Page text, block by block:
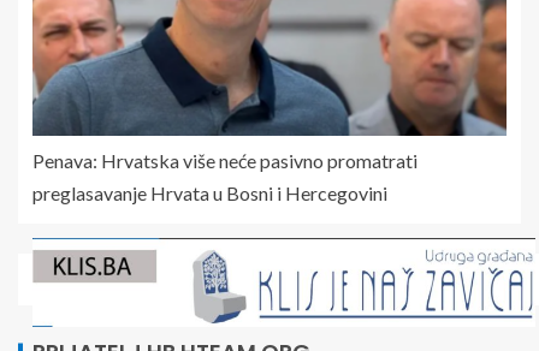
Penava: Hrvatska više neće pasivno promatrati
preglasavanje Hrvata u Bosni i Hercegovini